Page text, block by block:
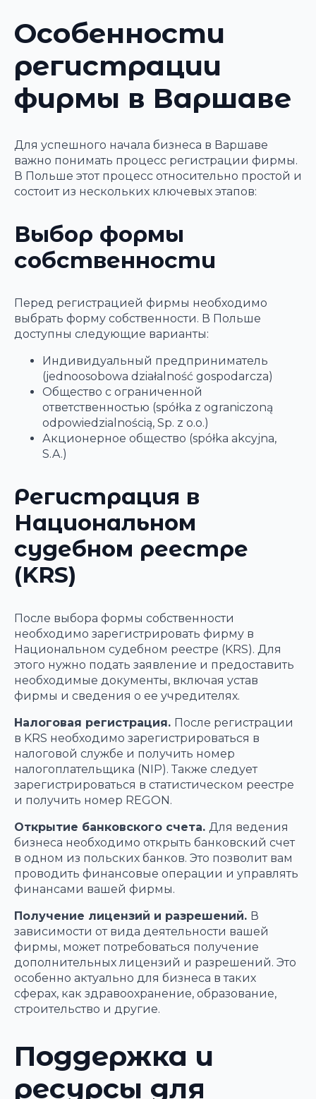
Особенности
регистрации
фирмы в Варшаве
Для успешного начала бизнеса в Варшаве
важно понимать процесс регистрации фирмы.
В Польше этот процесс относительно простой и
состоит из нескольких ключевых этапов:
Выбор формы
собственности
Перед регистрацией фирмы необходимо
выбрать форму собственности. В Польше
доступны следующие варианты:
Индивидуальный предприниматель
(jednoosobowa działalność gospodarcza)
Общество с ограниченной
ответственностью (spółka z ograniczoną
odpowiedzialnością, Sp. z o.o.)
Акционерное общество (spółka akcyjna,
S.A.)
Регистрация в
Национальном
судебном реестре
(KRS)
После выбора формы собственности
необходимо зарегистрировать фирму в
Национальном судебном реестре (KRS). Для
этого нужно подать заявление и предоставить
необходимые документы, включая устав
фирмы и сведения о ее учредителях.
Налоговая регистрация. После регистрации
в KRS необходимо зарегистрироваться в
налоговой службе и получить номер
налогоплательщика (NIP). Также следует
зарегистрироваться в статистическом реестре
и получить номер REGON.
Открытие банковского счета. Для ведения
бизнеса необходимо открыть банковский счет
в одном из польских банков. Это позволит вам
проводить финансовые операции и управлять
финансами вашей фирмы.
Получение лицензий и разрешений. В
зависимости от вида деятельности вашей
фирмы, может потребоваться получение
дополнительных лицензий и разрешений. Это
особенно актуально для бизнеса в таких
сферах, как здравоохранение, образование,
строительство и другие.
Поддержка и
ресурсы для